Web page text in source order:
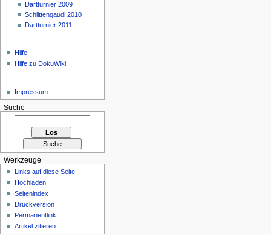
Dartturnier 2009
Schlittengaudi 2010
Dartturnier 2011
Hilfe
Hilfe zu DokuWiki
Impressum
Suche
Werkzeuge
Links auf diese Seite
Hochladen
Seitenindex
Druckversion
Permanentlink
Artikel zitieren